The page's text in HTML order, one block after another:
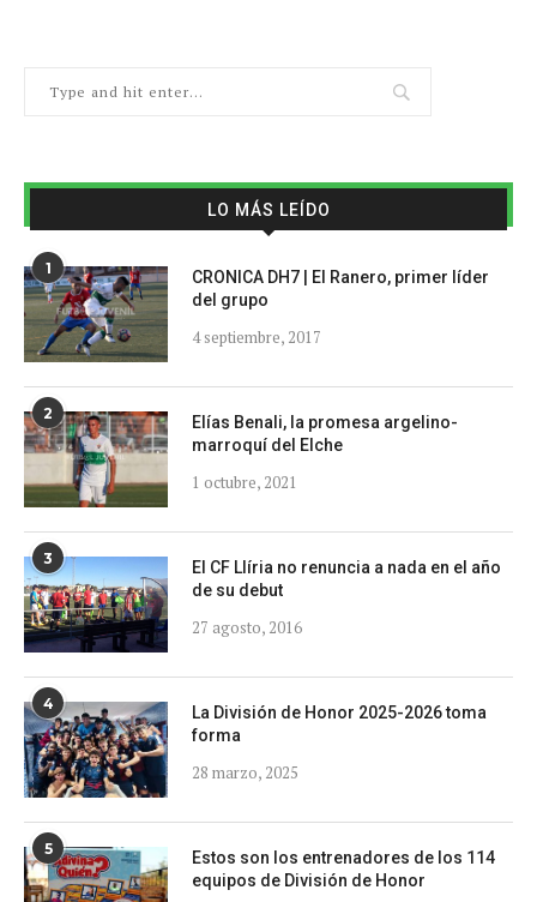
LO MÁS LEÍDO
1
CRONICA DH7 | El Ranero, primer líder
del grupo
4 septiembre, 2017
2
Elías Benali, la promesa argelino-
marroquí del Elche
1 octubre, 2021
3
El CF Llíria no renuncia a nada en el año
de su debut
27 agosto, 2016
4
La División de Honor 2025-2026 toma
forma
28 marzo, 2025
5
Estos son los entrenadores de los 114
equipos de División de Honor